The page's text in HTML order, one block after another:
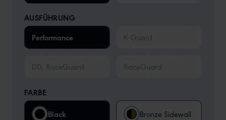
AUSFÜHRUNG
Performance
K-Guard
DD, RaceGuard RaceGuard
FARBE
Black
Bronze Sidewall